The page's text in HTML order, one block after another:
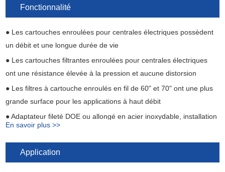
Noyau PP, SUS304, SUS316
torique
Embout
de fin
DOE, noyau étendu, adaptateur de filetage étendu 1 3/16 "
(1,19") 24 fils/pouce , adaptateur de filetage étendu 1 /4 " 20 fils/
Fonctionnalité
● Les cartouches enroulées pour centrales électriques possèdent
un débit et une longue durée de vie
● Les cartouches filtrantes enroulées pour centrales électriques
ont une résistance élevée à la pression et aucune distorsion
● Les filtres à cartouche enroulés en fil de 60" et 70" ont une plus
grande surface pour les applications à haut débit
● Adaptateur fileté DOE ou allongé en acier inoxydable, installation
facile dans les boîtiers existants
● Les filtres enroulés pour condensats possèdent une large
compatibilité chimique pour l'huile, l'eau, les acides et les alcalis
En savoir plus >>
Application